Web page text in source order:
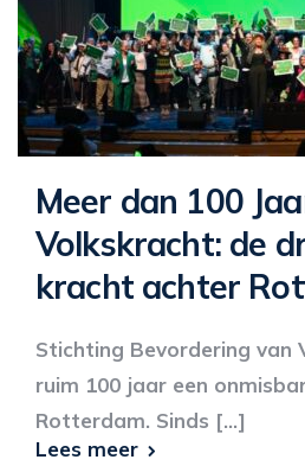
Meer dan 100
Volkskracht: de
kracht achter
Stichting Bevordering van
ruim 100 jaar een
Rotterdam. Sinds [...]
Lees meer